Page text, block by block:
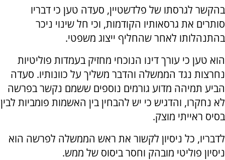
בהקשר לגרסתו של פלדשטיין, סעדה טען כי דבריו
סותרים את גרסאותיו הקודמות, וכי חל שינוי ניכר
בהתנהלותו לאחר שהחליף ייצוג משפטי.
הוא טען כי עורך דינו הנוכחי מחזיק בעמדות פוליטיות
נחרצות נגד הממשלה והדבר משליך על כוונותיו. סעדה
הביע תמיהה מדוע גורמים נוספים ששמם נקשר בפרשה
לא נחקרו, והדגיש כי יש להבחין בין האשמות פומביות לבין
בסיס ראייתי מוצק.
לדבריו, כל ניסיון לקשור את ראש הממשלה לפרשה הוא
ניסיון פוליטי מובהק וחסר ביסוס של ממש.